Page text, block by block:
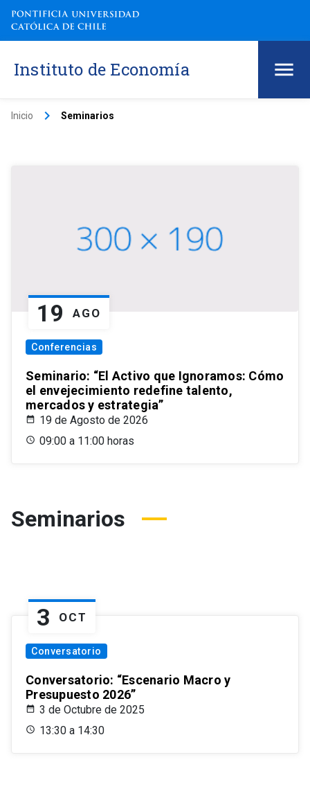
Instituto de Economía
Inicio keyboard_arrow_right Seminarios
19 AGO
Conferencias
Seminario: “El Activo que Ignoramos: Cómo
el envejecimiento redefine talento,
mercados y estrategia”
19 de Agosto de 2026
09:00 a 11:00 horas
Seminarios
3 OCT
Conversatorio
Conversatorio: “Escenario Macro y
Presupuesto 2026”
3 de Octubre de 2025
13:30 a 14:30